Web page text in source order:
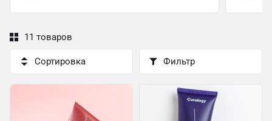
11 товаров
Сортировка Фильтр